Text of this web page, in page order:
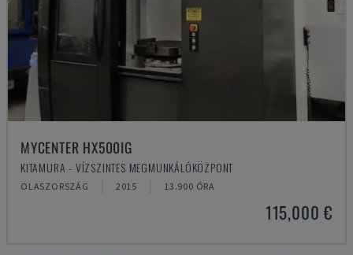
MYCENTER HX500IG
KITAMURA - VÍZSZINTES MEGMUNKÁLÓKÖZPONT
OLASZORSZÁG 2015 13.900 ÓRA
115,000 €